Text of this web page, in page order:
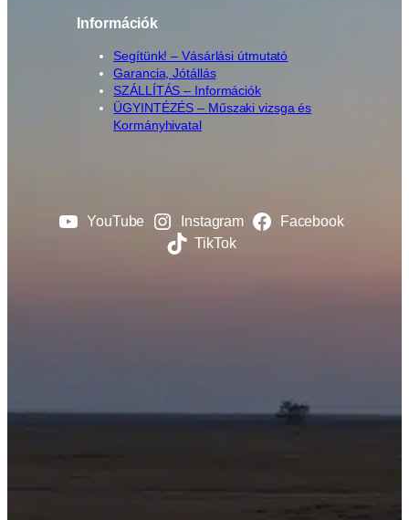
Információk
Segítünk! – Vásárlási útmutató
Garancia, Jótállás
SZÁLLÍTÁS – Információk
ÜGYINTÉZÉS – Műszaki vizsga és
Kormányhivatal
YouTube Instagram
Facebook
TikTok